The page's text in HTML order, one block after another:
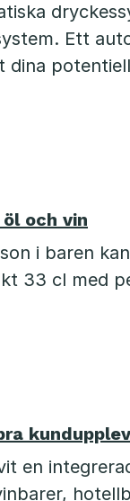
Ett
dina
och vin
i baren
33 cl med
en